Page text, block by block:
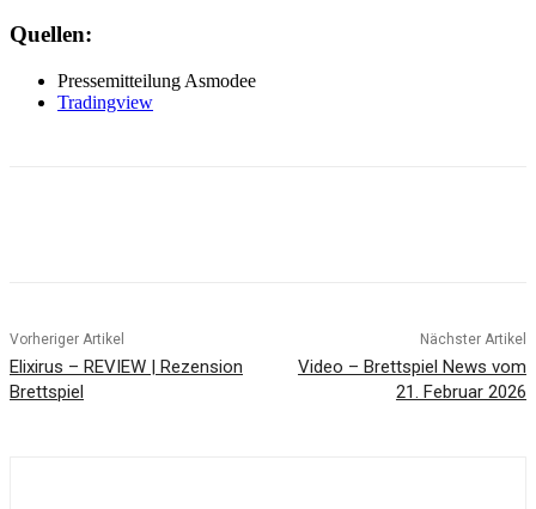
Quellen:
Pressemitteilung Asmodee
Tradingview
Vorheriger Artikel
Elixirus – REVIEW | Rezension
Brettspiel
Nächster Artikel
Video – Brettspiel News vom
21. Februar 2026